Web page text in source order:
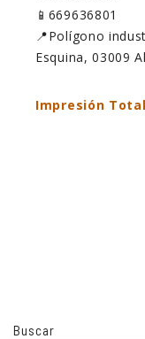
📱669636801
📍Polígono
Esquina, 03009
Impresión Total
Buscar